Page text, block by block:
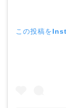
この投稿を